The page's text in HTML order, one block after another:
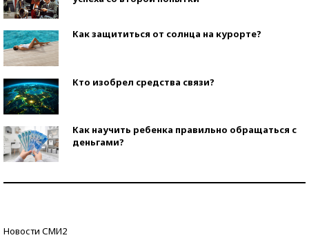
Как защититься от солнца на курорте?
Кто изобрел средства связи?
Как научить ребенка правильно обращаться с
деньгами?
Новости СМИ2